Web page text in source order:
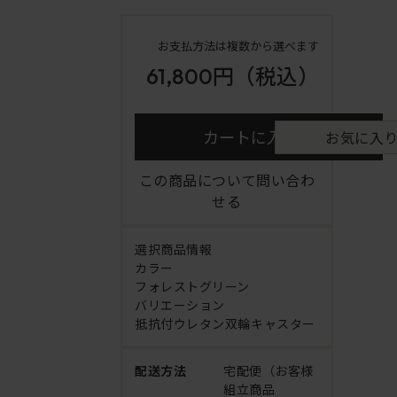
お支払方法は複数から選べます
61,800円 （税込）
カートに入れる お気に入
この商品について問い合わ
せる
選択商品情報
カラー
フォレストグリーン
バリエーション
抵抗付ウレタン双輪キャスター
配送方法
宅配便（お客様
組立商品